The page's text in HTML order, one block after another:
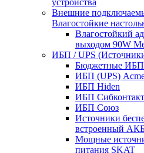
устройства
Внешние
Влагостойкие
Влагостойкий
выходом 90W
ИБП / UPS
Бюджетные ИБП
ИБП (UPS)
ИБП Hiden
ИБП Сибконтакт
ИБП Союз
Источники
встроенный
Мощные
питания SKAT